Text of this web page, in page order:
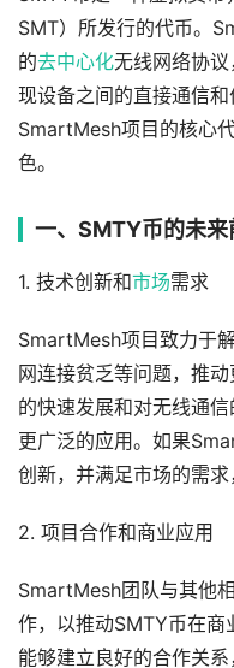
SMT）所发行的代币。
的去中心化无线网络协
现设备之间的直接通信
SmartMesh项目的核心
色。
一、SMTY币的未来
1. 技术创新和市场需求
SmartMesh项目致力于
网连接贫乏等问题，推
的快速发展和对无线通
更广泛的应用。如果
创新，并满足市场的需求
2. 项目合作和商业应用
SmartMesh团队与其他相
作，以推动SMTY币在
能够建立良好的合作关